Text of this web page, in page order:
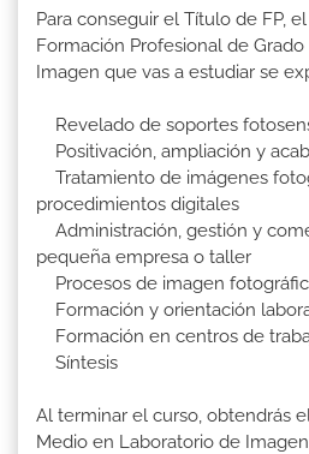
Para conseguir el Título de FP,
Formación Profesional de
Imagen que vas a estudiar se
Revelado de soportes
Positivación, ampliación y
Tratamiento de imágenes
procedimientos digitales
Administración, gestión y
pequeña empresa o taller
Procesos de imagen
Formación y orientación
Formación en centros de
Síntesis
Al terminar el curso, obtendrás
Medio en Laboratorio de Imagen